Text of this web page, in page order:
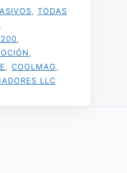
TODAS
COOLMAG
LLC